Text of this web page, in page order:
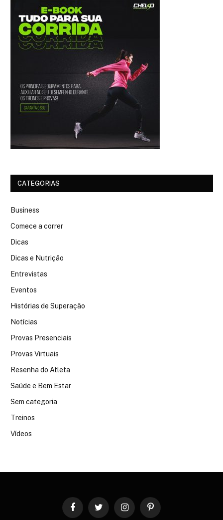
CATEGORIAS
Business
Comece a correr
Dicas
Dicas e Nutrição
Entrevistas
Eventos
Histórias de Superação
Notícias
Provas Presenciais
Provas Virtuais
Resenha do Atleta
Saúde e Bem Estar
Sem categoria
Treinos
Vídeos
FacebookTwitter InstagramPinterest